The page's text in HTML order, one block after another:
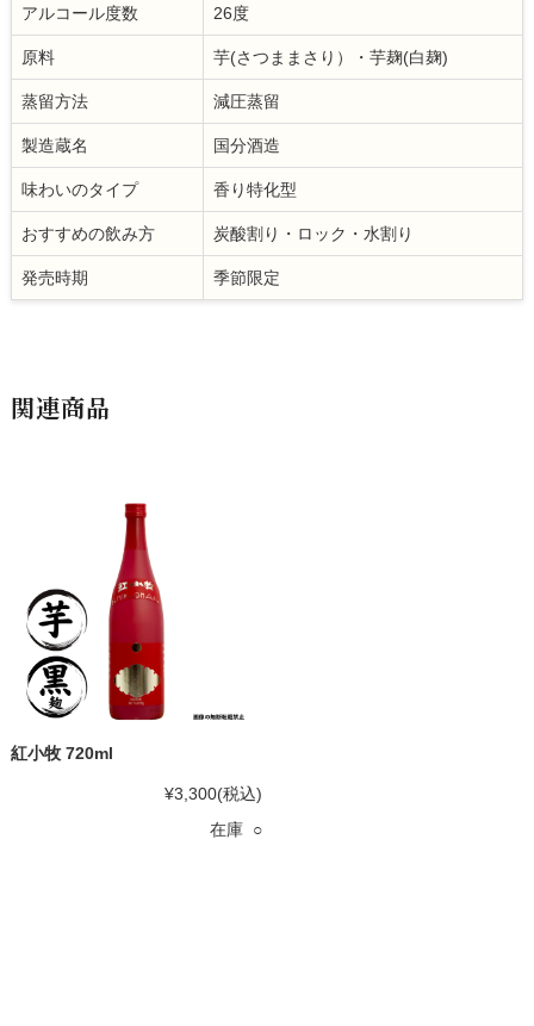
アルコール度数 26度
原料 芋(さつままさり）・芋麹(白麹)
蒸留方法 減圧蒸留
製造蔵名 国分酒造
味わいのタイプ 香り特化型
おすすめの飲み方 炭酸割り・ロック・水割り
発売時期 季節限定
関連商品
紅小牧 720ml
¥3,300(税込)
在庫 ○